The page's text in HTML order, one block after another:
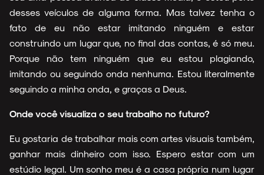
desses veículos de alguma forma. Mas talvez tenha o
fato de eu não estar imitando ninguém e estar
construindo um lugar que, no final das contas, é só meu.
Porque não tem ninguém que eu estou plagiando,
imitando ou seguindo onda nenhuma. Estou literalmente
seguindo a minha onda, e graças a Deus.
Onde você visualiza o seu trabalho no futuro?
Eu gostaria de trabalhar mais com artes visuais também,
ganhar mais dinheiro com isso. Espero estar com um
estúdio legal. Um sonho meu é a casa própria num lugar